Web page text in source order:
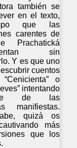
también se
en el texto,
que las
carentes de
Prachatická
sin
Y es que uno
cuentos
o
intentando
de las
manifiestas.
quizá os
más
que los